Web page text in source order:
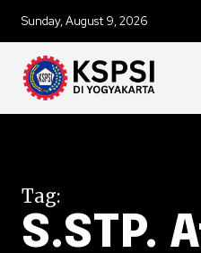
Sunday, August 9, 2026
Tag:
S.STP.